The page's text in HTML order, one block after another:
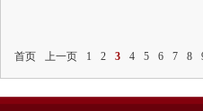
首页 上一页 1 2 3 4 5 6 7 8